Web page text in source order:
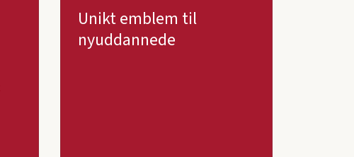
Unikt emblem til
nyuddannede